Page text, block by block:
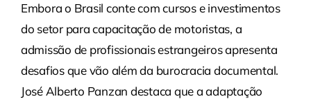
Embora o Brasil conte com cursos e investimentos
do setor para capacitação de motoristas, a
admissão de profissionais estrangeiros apresenta
desafios que vão além da burocracia documental.
José Alberto Panzan destaca que a adaptação